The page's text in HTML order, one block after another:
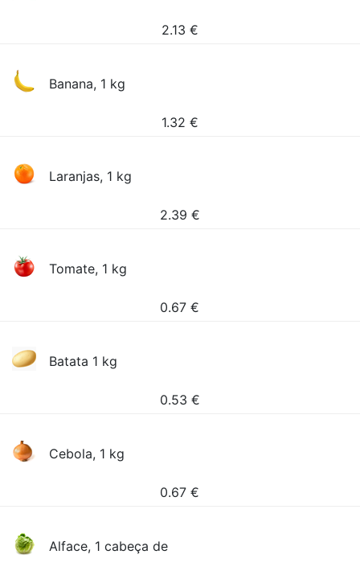
2.13 €
Banana, 1 kg
1.32 €
Laranjas, 1 kg
2.39 €
Tomate, 1 kg
0.67 €
Batata 1 kg
0.53 €
Cebola, 1 kg
0.67 €
Alface, 1 cabeça de